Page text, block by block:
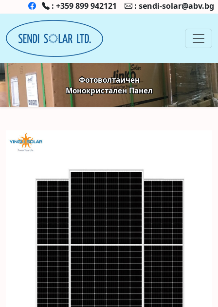
: +359 899 942121 : sendi-solar@abv.bg
Фотоволтаичен
Монокристален Панел